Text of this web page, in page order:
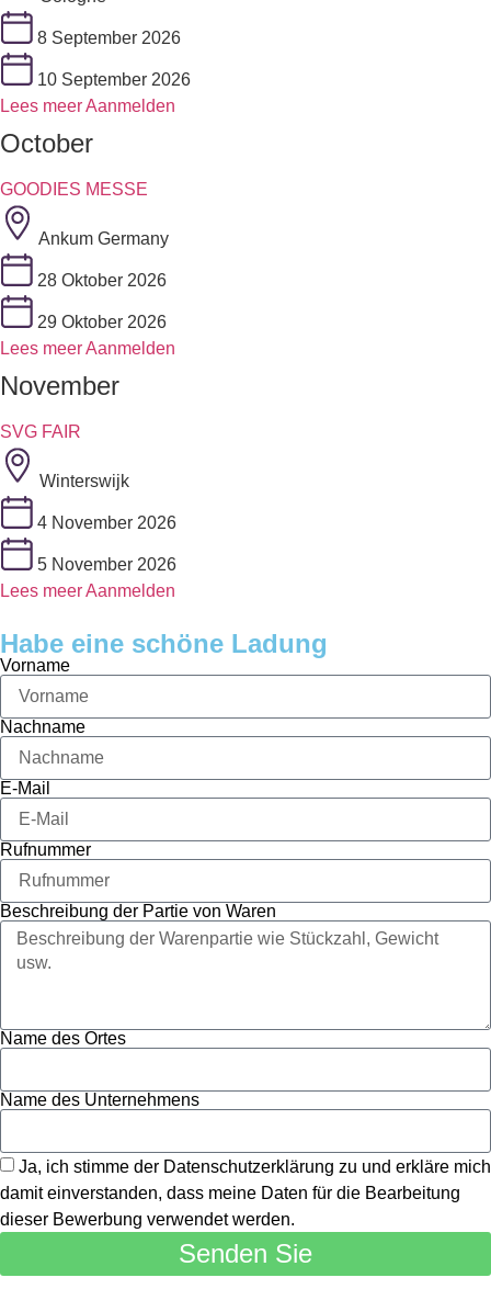
8 September 2026
10 September 2026
Lees meerAanmelden
October
GOODIES MESSE
Ankum Germany
28 Oktober 2026
29 Oktober 2026
Lees meerAanmelden
November
SVG FAIR
Winterswijk
4 November 2026
5 November 2026
Lees meerAanmelden
Habe eine schöne Ladung
Vorname
Nachname
E-Mail
Rufnummer
Beschreibung der Partie von Waren
Name des Ortes
Name des Unternehmens
Ja, ich stimme der Datenschutzerklärung zu und erkläre mich
damit einverstanden, dass meine Daten für die Bearbeitung
dieser Bewerbung verwendet werden.
Senden Sie